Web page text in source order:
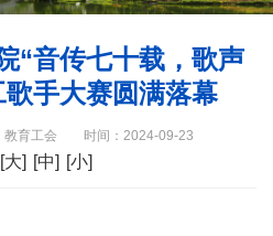
“音传七十载，歌声
手大赛圆满落幕
教育工会
时间：2024-09-23
[大] [中] [小]